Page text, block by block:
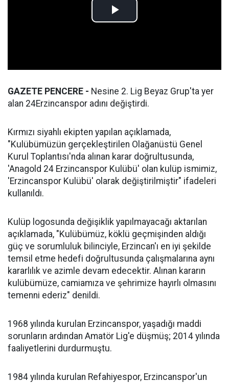
GAZETE PENCERE - Nesine 2. Lig Beyaz Grup'ta yer
alan 24Erzincanspor adını değiştirdi.
Kırmızı siyahlı ekipten yapılan açıklamada,
"Kulübümüzün gerçekleştirilen Olağanüstü Genel
Kurul Toplantısı'nda alınan karar doğrultusunda,
'Anagold 24 Erzincanspor Kulübü' olan kulüp ismimiz,
'Erzincanspor Kulübü' olarak değiştirilmiştir" ifadeleri
kullanıldı.
Kulüp logosunda değişiklik yapılmayacağı aktarılan
açıklamada, "Kulübümüz, köklü geçmişinden aldığı
güç ve sorumluluk bilinciyle, Erzincan'ı en iyi şekilde
temsil etme hedefi doğrultusunda çalışmalarına aynı
kararlılık ve azimle devam edecektir. Alınan kararın
kulübümüze, camiamıza ve şehrimize hayırlı olmasını
temenni ederiz" denildi.
1968 yılında kurulan Erzincanspor, yaşadığı maddi
sorunların ardından Amatör Lig'e düşmüş; 2014 yılında
faaliyetlerini durdurmuştu.
1984 yılında kurulan Refahiyespor, Erzincanspor'un